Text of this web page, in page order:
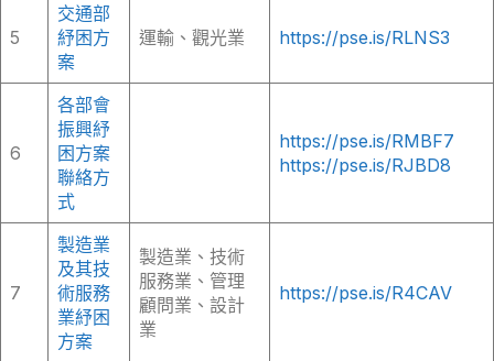
5
交通部
紓困方
案
運輸、觀光業 https://pse.is/RLNS3
6
各部會
振興紓
困方案
聯絡方
式
https://pse.is/RMBF7
https://pse.is/RJBD8
7
製造業
及其技
術服務
業紓困
方案
製造業、技術
服務業、管理
顧問業、設計
業
https://pse.is/R4CAV